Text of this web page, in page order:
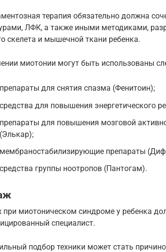
терапия обязательно должна
ЛФК, а также иными методиками,
скелета и мышечной ткани ребенка.
миотонии могут быть использованы
препараты для снятия спазма (Фенитоин);
средства для повышения энергетического
препараты для повышения мозговой
(Элькар);
мембраностабилизирующие препараты
средства группы ноотропов (Пантогам).
миотоническом синдроме у ребенка
специалист.
подбор техники может стать